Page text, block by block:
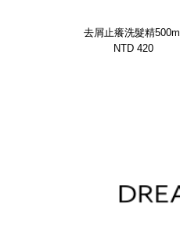
去屑止癢洗髮精500ml
NTD 420